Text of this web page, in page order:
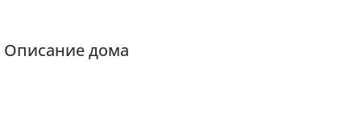
Описание дома